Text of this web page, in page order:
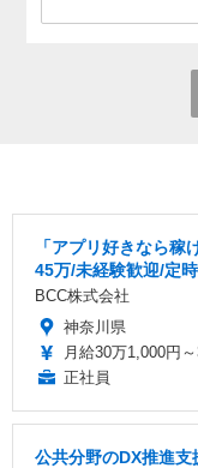
「アプリ好きなら
45万/未経験歓迎/定
BCC株式会社
神奈川県
月給30万1,000円
正社員
公共分野のDX推進